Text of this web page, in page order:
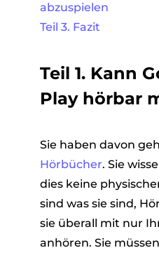
abzuspielen
Teil 3. Fazit
Teil 1. Kann
Play hörbar
Sie haben davon
Hörbücher. Sie
dies keine
sind was sie sind,
sie überall mit nur
anhören. Sie